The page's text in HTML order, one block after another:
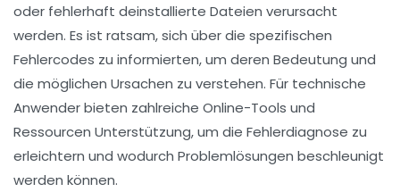
oder fehlerhaft deinstallierte Dateien verursacht
werden. Es ist ratsam, sich über die spezifischen
Fehlercodes zu informierten, um deren Bedeutung und
die möglichen Ursachen zu verstehen. Für technische
Anwender bieten zahlreiche Online-Tools und
Ressourcen Unterstützung, um die Fehlerdiagnose zu
erleichtern und wodurch Problemlösungen beschleunigt
werden können.